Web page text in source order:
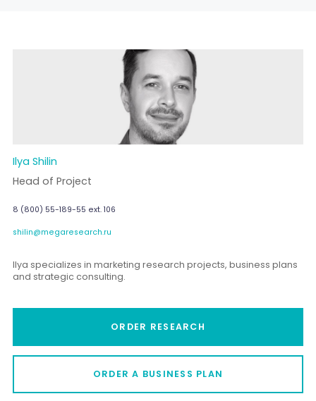
Ilya Shilin
Head of Project
8 (800) 55-189-55 ext. 106
shilin@megaresearch.ru
Ilya specializes in marketing research projects, business plans
and strategic consulting.
ORDER RESEARCH
ORDER A BUSINESS PLAN